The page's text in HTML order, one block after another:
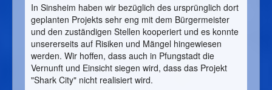
In Sinsheim haben wir bezüglich des ursprünglich dort
geplanten Projekts sehr eng mit dem Bürgermeister
und den zuständigen Stellen kooperiert und es konnte
unsererseits auf Risiken und Mängel hingewiesen
werden. Wir hoffen, dass auch in Pfungstadt die
Vernunft und Einsicht siegen wird, dass das Projekt
"Shark City" nicht realisiert wird.